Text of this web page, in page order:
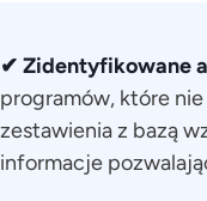
✔ Zidentyfikowane
programów, które
zestawienia z bazą
informacje